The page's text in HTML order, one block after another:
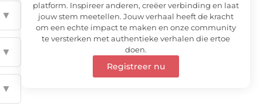
▼
▼
▼
platform. Inspireer anderen, creëer verbinding en laat
jouw stem meetellen. Jouw verhaal heeft de kracht
om een echte impact te maken en onze community
te versterken met authentieke verhalen die ertoe
doen.
Registreer nu